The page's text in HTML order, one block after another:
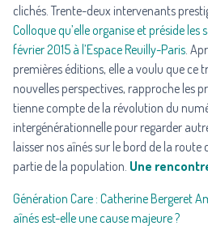
clichés. Trente-deux intervenants
Colloque qu’elle organise et préside
février 2015 à l’Espace Reuilly-Paris.
premières éditions, elle a voulu que ce
nouvelles perspectives, rapproche les
tienne compte de la révolution du
intergénérationnelle pour regarder
laisser nos aînés sur le bord de la route
partie de la population. Une
Génération Care : Catherine Bergeret
aînés est-elle une cause majeure ?